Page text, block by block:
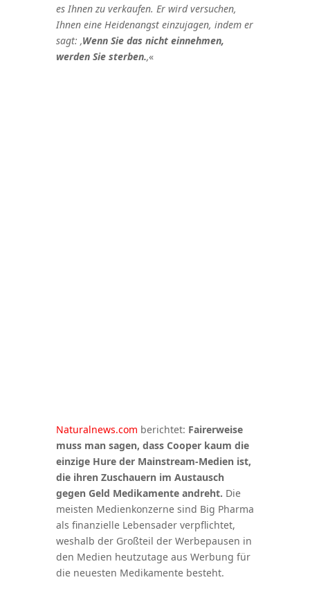
es Ihnen zu verkaufen. Er wird versuchen,
Ihnen eine Heidenangst einzujagen, indem er
sagt: ‚Wenn Sie das nicht einnehmen,
werden Sie sterben.‚«
Naturalnews.com berichtet: Fairerweise
muss man sagen, dass Cooper kaum die
einzige Hure der Mainstream-Medien ist,
die ihren Zuschauern im Austausch
gegen Geld Medikamente andreht. Die
meisten Medienkonzerne sind Big Pharma
als finanzielle Lebensader verpflichtet,
weshalb der Großteil der Werbepausen in
den Medien heutzutage aus Werbung für
die neuesten Medikamente besteht.